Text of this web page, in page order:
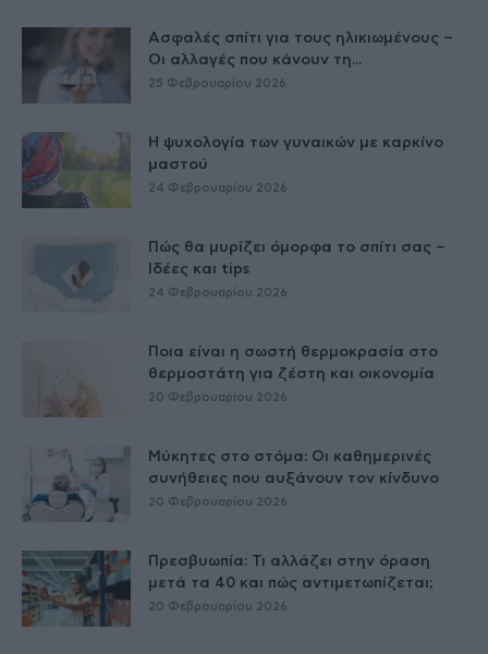
Ασφαλές σπίτι για τους ηλικιωμένους –
Οι αλλαγές που κάνουν τη...
25 Φεβρουαρίου 2026
Η ψυχολογία των γυναικών με καρκίνο
μαστού
24 Φεβρουαρίου 2026
Πώς θα μυρίζει όμορφα το σπίτι σας –
Ιδέες και tips
24 Φεβρουαρίου 2026
Ποια είναι η σωστή θερμοκρασία στο
θερμοστάτη για ζέστη και οικονομία
20 Φεβρουαρίου 2026
Μύκητες στο στόμα: Οι καθημερινές
συνήθειες που αυξάνουν τον κίνδυνο
20 Φεβρουαρίου 2026
Πρεσβυωπία: Τι αλλάζει στην όραση
μετά τα 40 και πώς αντιμετωπίζεται;
20 Φεβρουαρίου 2026